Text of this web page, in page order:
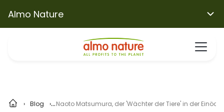
Almo Nature
Blog Naoto Matsumura, der 'Wächter der Tiere' in der